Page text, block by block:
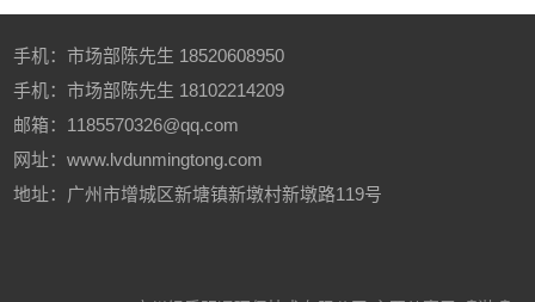
手机：市场部陈先生 18520608950
手机：市场部陈先生 18102214209
邮箱：1185570326@qq.com
网址：www.lvdunmingtong.com
地址：广州市增城区新塘镇新墩村新墩路119号